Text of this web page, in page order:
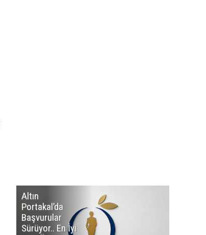
Altın
Portakal’da
Başvurular
Sürüyor.. En İyi